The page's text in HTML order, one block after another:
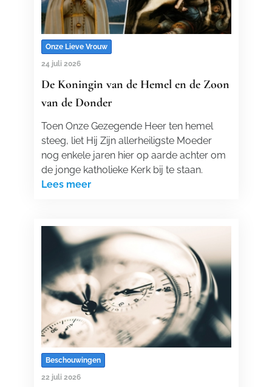
Onze Lieve Vrouw
24 juli 2026
De Koningin van de Hemel en de Zoon
van de Donder
Toen Onze Gezegende Heer ten hemel
steeg, liet Hij Zijn allerheiligste Moeder
nog enkele jaren hier op aarde achter om
de jonge katholieke Kerk bij te staan.
Lees meer
Beschouwingen
22 juli 2026